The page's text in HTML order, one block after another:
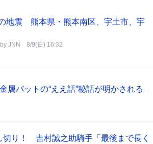
地震 熊本県・熊本南区、宇土市、宇
JNN 8/9(日) 16:32
属バットの“ええ話”秘話が明かされる
切り！ 吉村誠之助騎手「最後まで長く